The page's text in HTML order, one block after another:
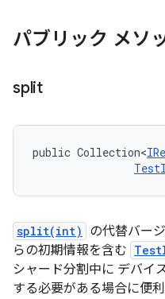
パブリック メソ
split
public Collection<
split(int)
の代替バー
らの初期情報を含む
シャード分割中に デバイ
する必要がある場合に便利